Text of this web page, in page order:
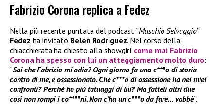
Fabrizio Corona replica a Fedez
Nella più recente puntata del podcast “Muschio Selvaggio”
Fedez ha invitato Belen Rodriguez. Nel corso della
chiacchierata ha chiesto alla showgirl come mai Fabrizio
Corona ha spesso con lui un atteggiamento molto duro:
“Sai che Fabrizio mi odia? Ogni giorno fa una c***o di storia
contro di me, è ossessionato. Che c***o di ossessione ha nei miei
confronti? Perché ho più tatuaggi di lui? Ma fatteli altri due
così non rompi i co****ni. Non c’ha un c***o da fare… vabbè“.